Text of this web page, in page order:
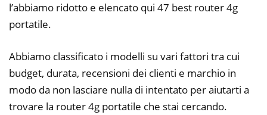
l’abbiamo ridotto e elencato qui 47 best router 4g
portatile.
Abbiamo classificato i modelli su vari fattori tra cui
budget, durata, recensioni dei clienti e marchio in
modo da non lasciare nulla di intentato per aiutarti a
trovare la router 4g portatile che stai cercando.